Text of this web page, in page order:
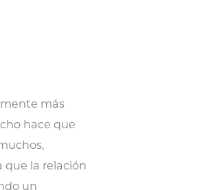
más
hace que
que la relación
un